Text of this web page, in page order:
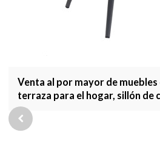
Venta al por mayor de muebles
terraza para el hogar, sillón de
jardín, muebles de exterior